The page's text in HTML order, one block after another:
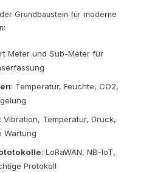
Grundbaustein für moderne
Meter und Sub-Meter für
: Temperatur, Feuchte, CO2,
: Vibration, Temperatur, Druck,
Wartung
: LoRaWAN, NB-IoT,
Protokoll